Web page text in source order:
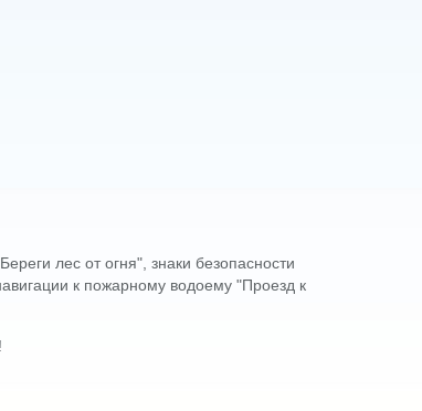
лес от огня", знаки безопасности
к пожарному водоему "Проезд к